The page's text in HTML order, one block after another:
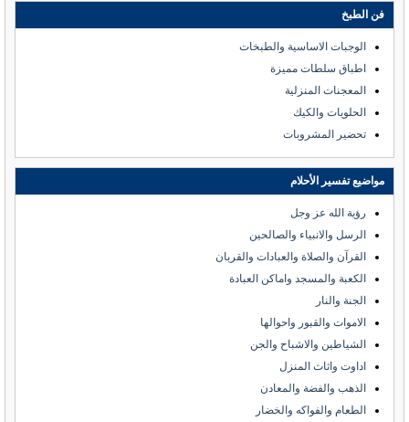
فن الطبخ
الوجبات الاساسية والطبخات
اطباق سلطات مميزة
المعجنات المنزلية
الحلويات والكيك
تحضير المشروبات
مواضيع تفسير الأحلام
رؤية الله عز وجل
الرسل والانبياء والصالحين
القرآن والصلاة والعبادات والقربان
الكعبة والمسجد واماكن العبادة
الجنة والنار
الاموات والقبور واحوالها
الشياطين والاشباح والجن
اداوت واثاث المنزل
الذهب والفضة والمعادن
الطعام والفواكه والخضار